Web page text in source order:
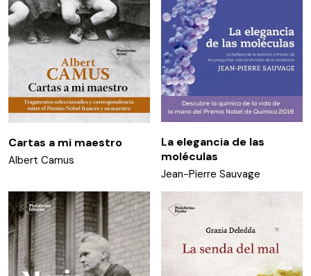
Cartas a mi maestro
Albert Camus
La elegancia de las
moléculas
Jean-Pierre Sauvage